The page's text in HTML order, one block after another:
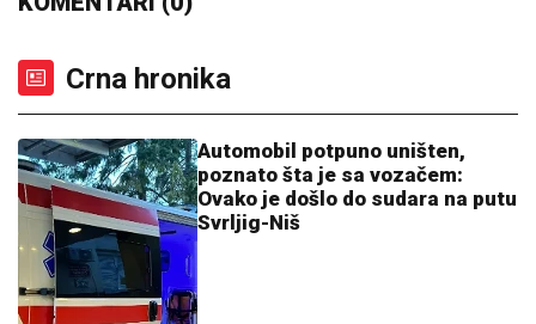
(VIDEO) PRIŠAO JE ŽENI SA LEĐA I POVUKAO JE
ZA VRAT
Sadu, a onda je usledio ŠOK
RAZBIJENA ŠOFERKA, STAKLO I
ISEČENA RUKAAsmin i Maja se
nakon skandala snimili u kolima:
"Moja jedina ljubav"
"VOLIM STARIJE DEVOJKE"
Viktor progovorili o PRESELJENJU I
BRAKU, pa OPLELI po rijaliti